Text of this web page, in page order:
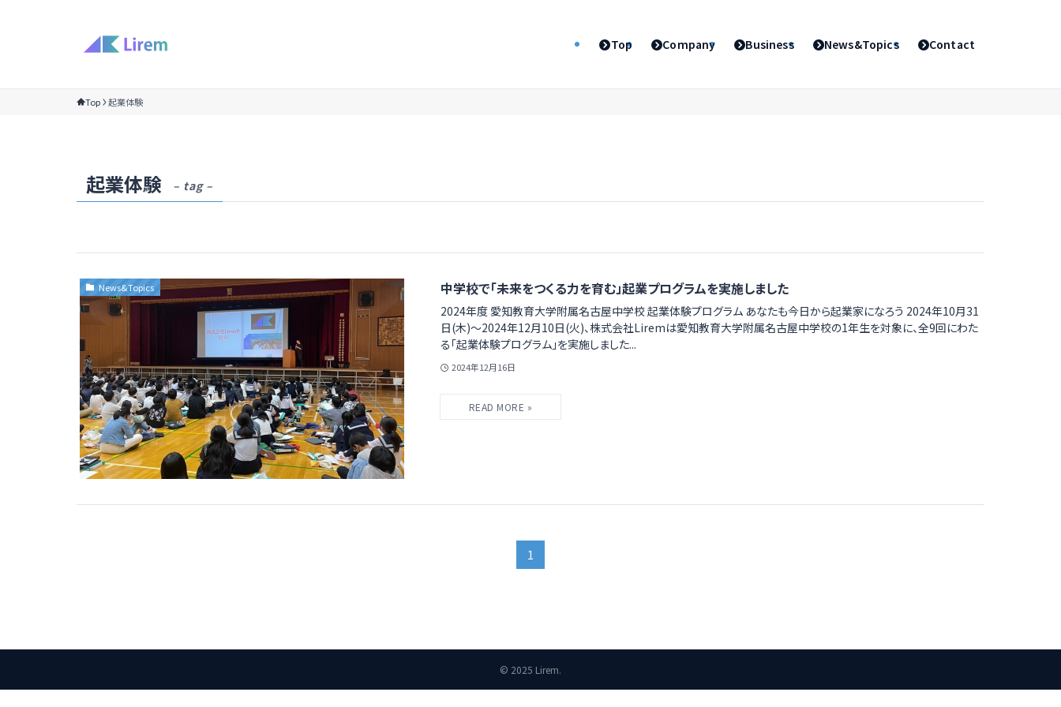
Top Company Business News&Topics Contact
Top 起業体験
起業体験 – tag –
News&Topics 中学校で「未来をつくる力を育む」起業プログラムを実施しました
2024年度 愛知教育大学附属名古屋中学校 起業体験プログラム あなたも今日から起業家になろう 2024年10月31
日(木)〜2024年12月10日(火)、株式会社Liremは愛知教育大学附属名古屋中学校の1年生を対象に、全9回にわた
る「起業体験プログラム」を実施しました...
2024年12月16日
1
© 2025 Lirem.